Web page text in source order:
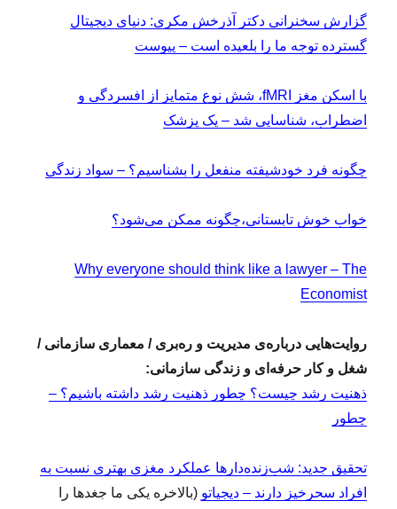
گزارش سخنرانی دکتر آذرخش مکری: دنیای دیجیتال
گسترده توجه ما را بلعیده است – پیوست
با اسکن مغز fMRI، شش نوع متمایز از افسردگی و
اضطراب، شناسایی شد – یک پزشک
چگونه فرد خودشیفته منفعل را بشناسیم؟ – سواد زندگی
خواب خوش تابستانی،چگونه ممکن می‌شود؟
Why everyone should think like a lawyer – The
Economist
روایت‌هایی درباره‌ی مدیریت و ره‌بری / معماری سازمانی /
شغل و کار حرفه‌ای و زندگی سازمانی:
ذهنیت رشد چیست؟ چطور ذهنیت رشد داشته باشیم؟ –
چطور
تحقیق جدید: شب‌زنده‌دارها عملکرد مغزی بهتری نسبت به
افراد سحرخیز دارند – دیجیاتو (بالاخره یکی ما جغدها را